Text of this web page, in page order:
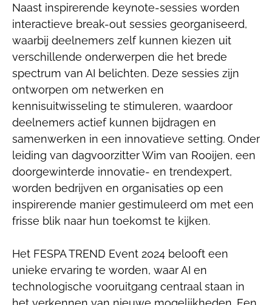
Naast inspirerende keynote-sessies worden
interactieve break-out sessies georganiseerd,
waarbij deelnemers zelf kunnen kiezen uit
verschillende onderwerpen die het brede
spectrum van AI belichten. Deze sessies zijn
ontworpen om netwerken en
kennisuitwisseling te stimuleren, waardoor
deelnemers actief kunnen bijdragen en
samenwerken in een innovatieve setting. Onder
leiding van dagvoorzitter Wim van Rooijen, een
doorgewinterde innovatie- en trendexpert,
worden bedrijven en organisaties op een
inspirerende manier gestimuleerd om met een
frisse blik naar hun toekomst te kijken.
Het FESPA TREND Event 2024 belooft een
unieke ervaring te worden, waar AI en
technologische vooruitgang centraal staan in